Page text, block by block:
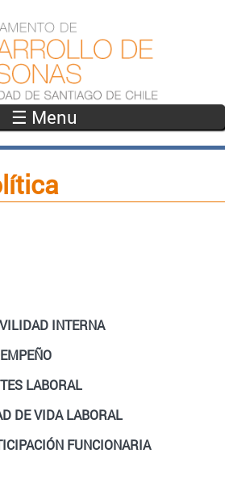
☰ Menu
INTERNA
LABORAL
DE VIDA LABORAL
FUNCIONARIA